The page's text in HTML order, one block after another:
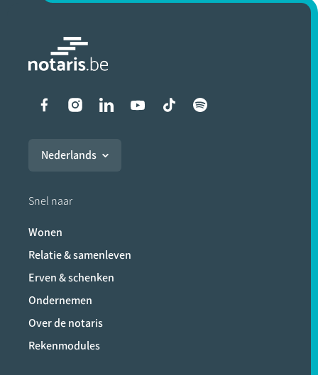
Liens vers les réseaux
Nederlands
Snel naar
Wonen
Relatie & samenleven
Erven & schenken
Ondernemen
Over de notaris
Rekenmodules